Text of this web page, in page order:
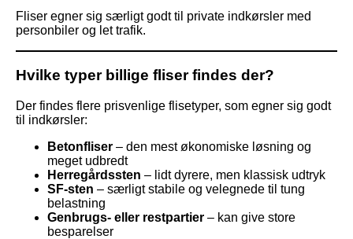
Fliser egner sig særligt godt til private indkørsler med
personbiler og let trafik.
Hvilke typer billige fliser findes der?
Der findes flere prisvenlige flisetyper, som egner sig godt
til indkørsler:
Betonfliser – den mest økonomiske løsning og
meget udbredt
Herregårdssten – lidt dyrere, men klassisk udtryk
SF-sten – særligt stabile og velegnede til tung
belastning
Genbrugs- eller restpartier – kan give store
besparelser